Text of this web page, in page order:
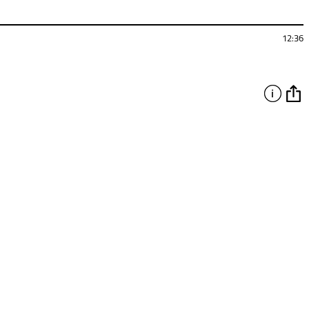
12:36